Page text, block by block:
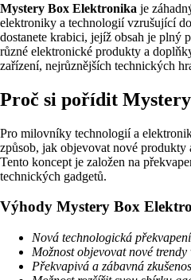
Mystery Box Elektronika je
elektroniky a technologií vzrušující
dostanete krabici, jejíž obsah je plný
různé elektronické produkty a
zařízení, nejrůznějších technických
Proč si pořídit
Pro milovníky technologií a
způsob, jak objevovat nové produkty
Tento koncept je založen na
technických gadgetů.
Výhody Mystery Box
Nová technologická
Možnost objevovat nové
Překvapivá a zábavná